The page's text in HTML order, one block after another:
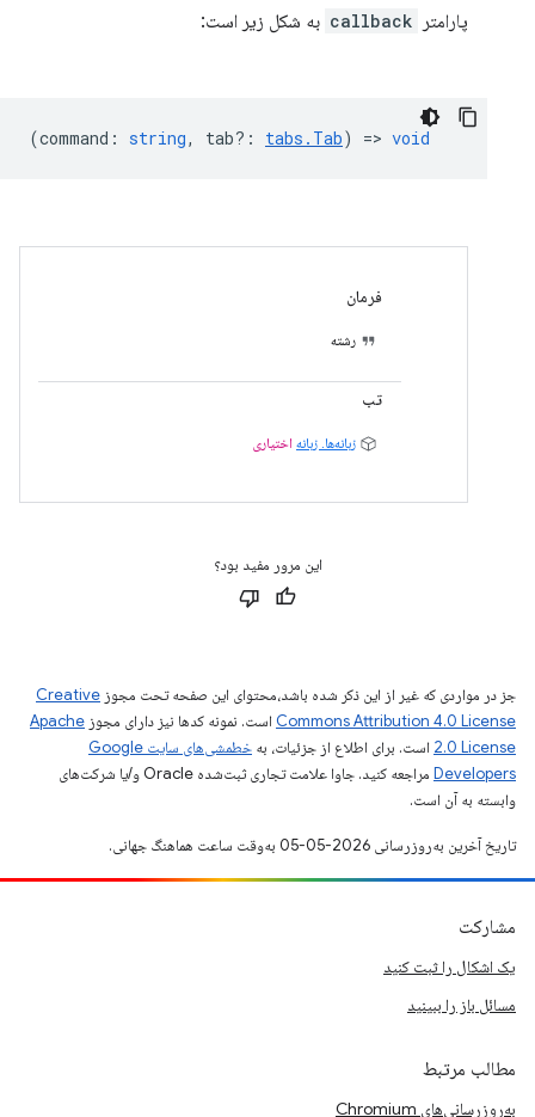
پارامتر callback به شکل زیر است:
(command : string, tab? : tabs.Tab) => void
فرمان
رشته
تب
زبانه‌ها. زبانه اختیاری
این مرور مفید بود؟
جز در مواردی که غیر از این ذکر شده باشد،‌محتوای این صفحه تحت مجوز Creative
Commons Attribution 4.0 License است. نمونه کدها نیز دارای مجوز Apache
2.0 License است. برای اطلاع از جزئیات، به
خطمشی‌های سایت Google
Developers‏
مراجعه کنید. جاوا علامت تجاری ثبت‌شده Oracle و/یا شرکت‌های
وابسته به آن است.
تاریخ آخرین به‌روزرسانی 2026-05-05 به‌وقت ساعت هماهنگ جهانی.
مشارکت
یک اشکال را ثبت کنید
مسائل باز را ببینید
مطالب مرتبط
به‌روزرسانی‌های Chromium